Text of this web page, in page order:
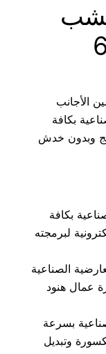
الأجانب
بكافة
وبدون خدش
بكافة
لبرمجته
الصناعية
عمال هنود
بسرعة
وتبديل